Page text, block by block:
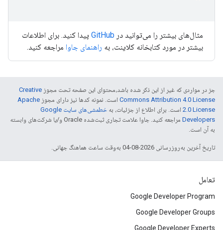
مثال‌های بیشتر را می‌توانید در GitHub پیدا کنید. برای اطلاعات
بیشتر در مورد کتابخانه کلاینت، به راهنمای جاوا مراجعه کنید.
جز در مواردی که غیر از این ذکر شده باشد،‌محتوای این صفحه تحت مجوز Creative
Commons Attribution 4.0 License است. نمونه کدها نیز دارای مجوز Apache
2.0 License است. برای اطلاع از جزئیات، به
خطمشی‌های سایت Google
Developers‏
مراجعه کنید. جاوا علامت تجاری ثبت‌شده Oracle و/یا شرکت‌های وابسته
به آن است.
تاریخ آخرین به‌روزرسانی 2026-08-04 به‌وقت ساعت هماهنگ جهانی.
تعامل
Google Developer Program
Google Developer Groups
Google Developer Experts